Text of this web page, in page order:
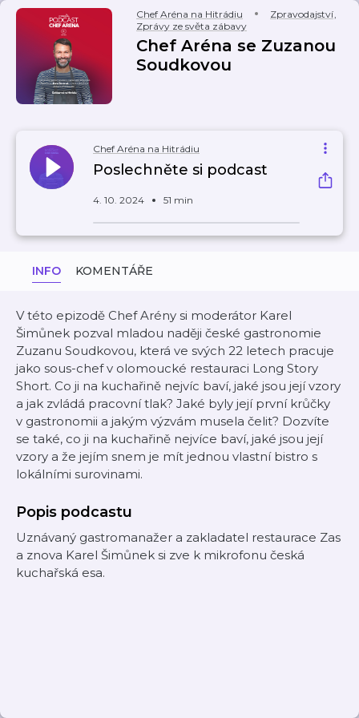
Chef Aréna na Hitrádiu Zpravodajství,
Zprávy ze světa zábavy
Chef Aréna se Zuzanou
Soudkovou
Chef Aréna na Hitrádiu
Poslechněte si podcast
4. 10. 2024 51 min
INFO KOMENTÁŘE
V této epizodě Chef Arény si moderátor Karel
Šimůnek pozval mladou naději české gastronomie
Zuzanu Soudkovou, která ve svých 22 letech pracuje
jako sous-chef v olomoucké restauraci Long Story
Short. Co ji na kuchařině nejvíc baví, jaké jsou její vzory
a jak zvládá pracovní tlak? Jaké byly její první krůčky
v gastronomii a jakým výzvám musela čelit? Dozvíte
se také, co ji na kuchařině nejvíce baví, jaké jsou její
vzory a že jejím snem je mít jednou vlastní bistro s
lokálními surovinami.
Popis podcastu
Uznávaný gastromanažer a zakladatel restaurace Zas
a znova Karel Šimůnek si zve k mikrofonu česká
kuchařská esa.